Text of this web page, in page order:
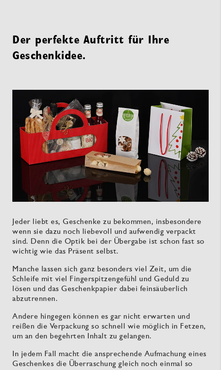
Der perfekte Auftritt für Ihre
Geschenkidee.
Jeder liebt es, Geschenke zu bekommen, insbesondere
wenn sie dazu noch liebevoll und aufwendig verpackt
sind. Denn die Optik bei der Übergabe ist schon fast so
wichtig wie das Präsent selbst.
Manche lassen sich ganz besonders viel Zeit, um die
Schleife mit viel Fingerspitzengefühl und Geduld zu
lösen und das Geschenkpapier dabei feinsäuberlich
abzutrennen.
Andere hingegen können es gar nicht erwarten und
reißen die Verpackung so schnell wie möglich in Fetzen,
um an den begehrten Inhalt zu gelangen.
In jedem Fall macht die ansprechende Aufmachung eines
Geschenkes die Überraschung gleich noch einmal so